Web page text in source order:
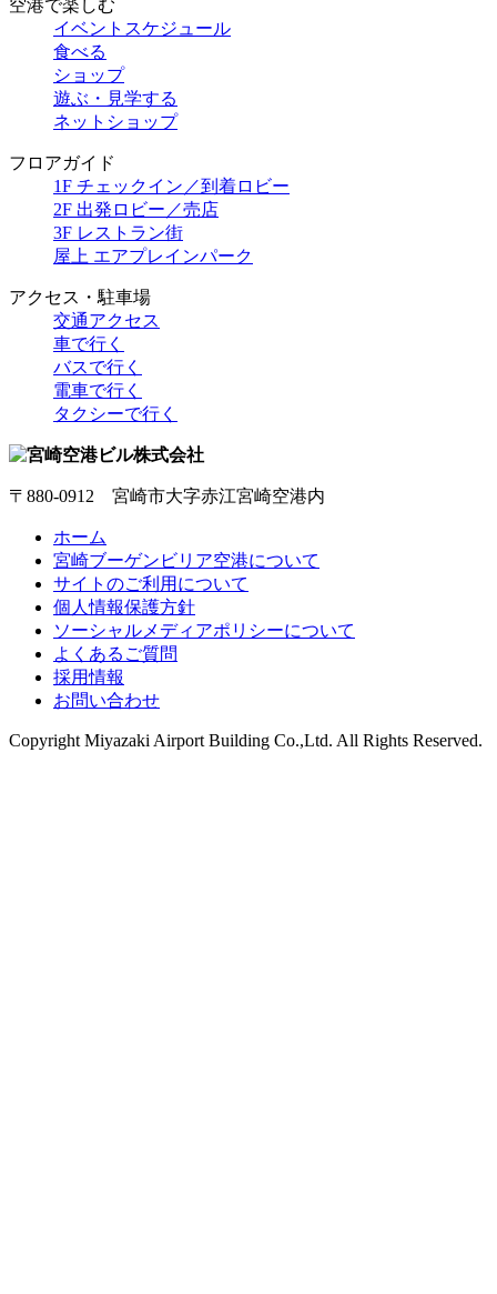
空港で楽しむ
イベントスケジュール
食べる
ショップ
遊ぶ・見学する
ネットショップ
フロアガイド
1F チェックイン／到着ロビー
2F 出発ロビー／売店
3F レストラン街
屋上 エアプレインパーク
アクセス・駐車場
交通アクセス
車で行く
バスで行く
電車で行く
タクシーで行く
〒880-0912 宮崎市大字赤江宮崎空港内
ホーム
宮崎ブーゲンビリア空港について
サイトのご利用について
個人情報保護方針
ソーシャルメディアポリシーについて
よくあるご質問
採用情報
お問い合わせ
CopyrightMiyazaki Airport Building Co.,Ltd. All Rights Reserved.